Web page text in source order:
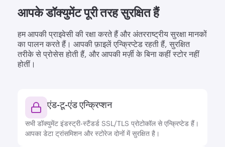
आपके डॉक्युमेंट पूरी तरह सुरक्षित हैं
हम आपकी प्राइवेसी की रक्षा करते हैं और अंतरराष्ट्रीय सुरक्षा मानकों
का पालन करते हैं। आपकी फ़ाइलें एन्क्रिप्टेड रहती हैं, सुरक्षित
तरीके से प्रोसेस होती हैं, और आपकी मर्ज़ी के बिना कहीं स्टोर नहीं
होतीं।
एंड-टू-एंड एन्क्रिप्शन
सभी डॉक्युमेंट इंडस्ट्री-स्टैंडर्ड SSL/TLS प्रोटोकॉल से एन्क्रिप्टेड हैं।
आपका डेटा ट्रांसमिशन और स्टोरेज दोनों में सुरक्षित है।